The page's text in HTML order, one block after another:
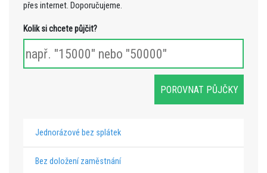
přes internet. Doporučujeme.
Kolik si chcete půjčit?
Jednorázové bez splátek
Bez doložení zaměstnání